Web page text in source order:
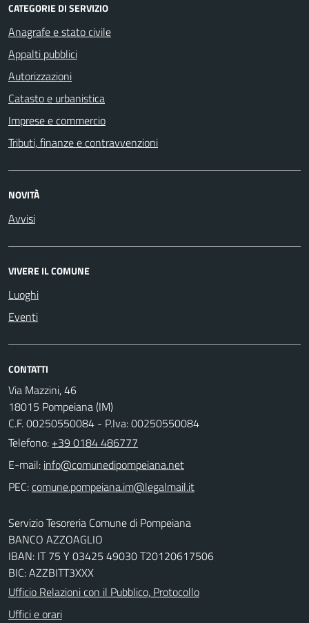
CATEGORIE DI SERVIZIO
Anagrafe e stato civile
Appalti pubblici
Autorizzazioni
Catasto e urbanistica
Imprese e commercio
Tributi, finanze e contravvenzioni
NOVITÀ
Avvisi
VIVERE IL COMUNE
Luoghi
Eventi
CONTATTI
Via Mazzini, 46
18015 Pompeiana (IM)
C.F. 00250550084 - P.Iva: 00250550084
Telefono: +39 0184 486777
E-mail:
PEC:
Servizio Tesoreria Comune di Pompeiana
BANCO AZZOAGLIO
IBAN: IT 75 Y 03425 49030 T20120617506
BIC: AZZBITT3XXX
Ufficio Relazioni con il Pubblico, Protocollo
Uffici e orari